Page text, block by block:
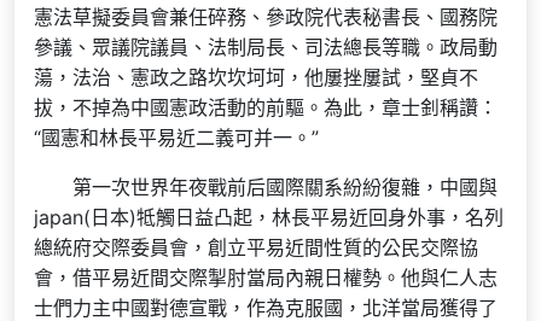
憲法草擬委員會兼任碎務、參政院代表秘書長、國務院
參議、眾議院議員、法制局長、司法總長等職。政局動
蕩，法治、憲政之路坎坎坷坷，他屢挫屢試，堅貞不
拔，不掉為中國憲政活動的前驅。為此，章士釗稱讚：
“國憲和林長平易近二義可并一。”
第一次世界年夜戰前后國際關系紛紛復雜，中國與
japan(日本)牴觸日益凸起，林長平易近回身外事，名列
總統府交際委員會，創立平易近間性質的公民交際協
會，借平易近間交際掣肘當局內親日權勢。他與仁人志
士們力主中國對德宣戰，作為克服國，北洋當局獲得了